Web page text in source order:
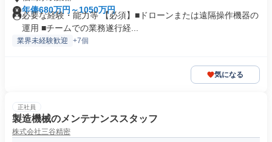
年俸680万円～1050万円
必要な経験・能力等 【必須】■ドローンまたは遠隔操作機器の
運用 ■チームでの業務遂行経...
業界未経験歓迎 +7個
気になる
正社員
製造機械のメンテナンススタッフ
株式会社三谷精密